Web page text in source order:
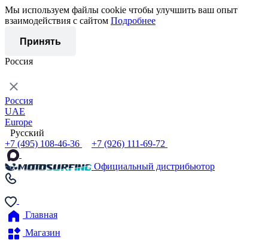
Мы используем файлы cookie чтобы улучшить ваш опыт
взаимодействия с сайтом Подробнее
Принять
Россия
Россия
UAE
Europe
Русский
+7 (495) 108-46-36
+7 (926) 111-69-72
Официальный дистрибьютор
Главная
Магазин